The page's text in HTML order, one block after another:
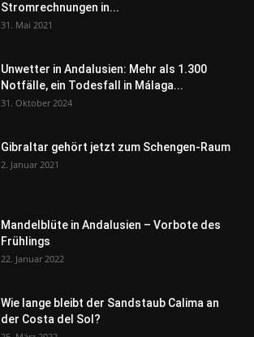
Stromrechnungen in...
31. Mai 2021
Unwetter in Andalusien: Mehr als 1.300
Notfälle, ein Todesfall in Málaga...
31. Oktober 2024
Gibraltar gehört jetzt zum Schengen-Raum
2. Januar 2021
Mandelblüte in Andalusien – Vorbote des
Frühlings
22. Januar 2022
Wie lange bleibt der Sandstaub Calima an
der Costa del Sol?